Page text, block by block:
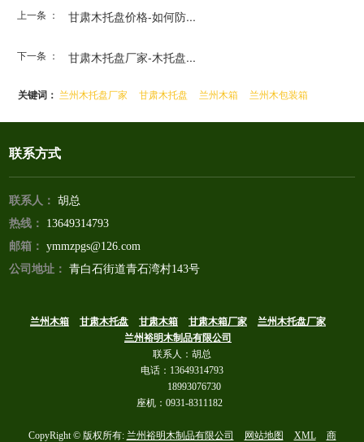
上一条 ： 甘肃木托盘价格​-如何防...
下一条 ： 甘肃木托盘厂家​-木托盘...
关键词： 兰州木托盘厂家 甘肃木托盘 兰州木箱 兰州木包装箱
联系方式
联系人：
胡总
热线：
13649314793
邮箱：
ymmzpgs@126.com
公司地址：
青白石街道青石湾村143号
兰州木箱 甘肃木托盘 甘肃木箱 甘肃木箱厂家
兰州木托盘厂家
兰州裕明木制品有限公司
联系人：胡总
电话：13649314793
18993076730
座机：0931-8311182
CopyRight © 版权所有: 兰州裕明木制品有限公司 网站地图 XML 商